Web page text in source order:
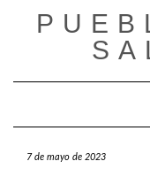
7 de mayo de 2023